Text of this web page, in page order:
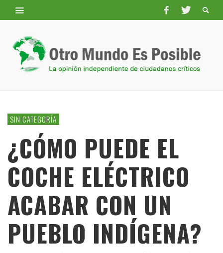
SIN CATEGORÍA
¿CÓMO PUEDE EL
COCHE ELÉCTRICO
ACABAR CON UN
PUEBLO INDÍGENA?